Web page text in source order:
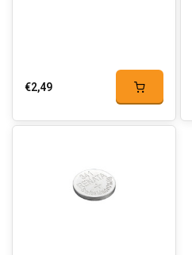
€2,49